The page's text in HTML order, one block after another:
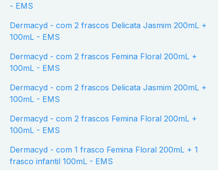
- EMS
Dermacyd - com 2 frascos Delicata Jasmim 200mL +
100mL - EMS
Dermacyd - com 2 frascos Femina Floral 200mL +
100mL - EMS
Dermacyd - com 2 frascos Delicata Jasmim 200mL +
100mL - EMS
Dermacyd - com 2 frascos Femina Floral 200mL +
100mL - EMS
Dermacyd - com 1 frasco Femina Floral 200mL + 1
frasco infantil 100mL - EMS